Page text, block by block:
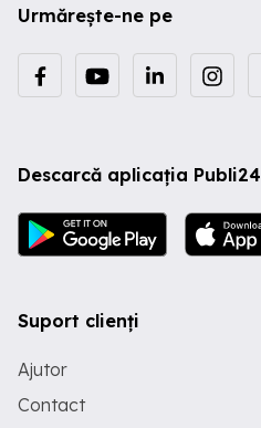
Urmărește-ne pe
Descarcă aplicația Publi24
Suport clienți
Ajutor
Contact